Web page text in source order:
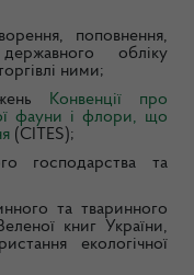
поповнення,
обліку
ними;
Конвенції про
фауни і флори, що
(CITES);
господарства та
та тваринного
книг України,
екологічної